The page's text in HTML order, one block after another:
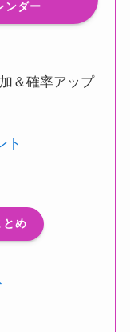
ンダー
＆確率アップ
ト
とめ